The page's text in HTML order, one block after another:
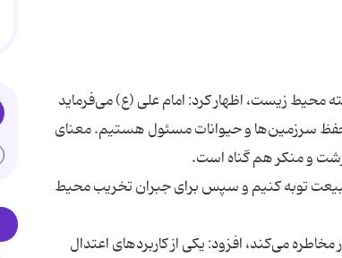
زیست، اظهار کرد: امام علی (ع) می‌فرماید
سرزمین‌ها و حیوانات مسئول هستیم. معنای
طبیعت توبه کنیم و سپس برای جبران تخریب محیط
می‌کند، افزود: یکی از کاربردهای اعتدال